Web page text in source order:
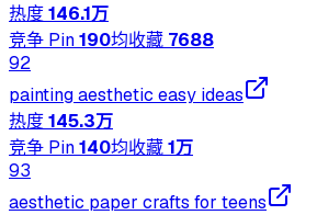
热度146.1万
竞争 Pin190均收藏 7688
92
painting aesthetic easy ideas
热度145.3万
竞争 Pin140均收藏1万
93
aesthetic paper crafts for teens